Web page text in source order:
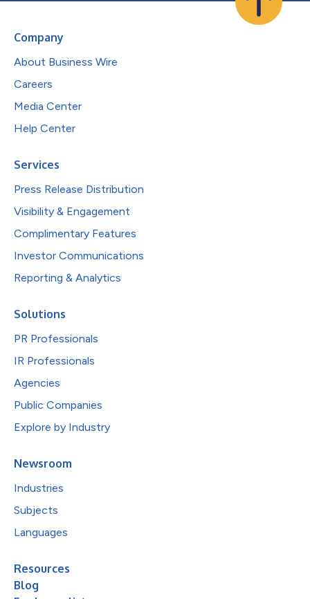
Company
About Business Wire
Careers
Media Center
Help Center
Services
Press Release Distribution
Visibility & Engagement
Complimentary Features
Investor Communications
Reporting & Analytics
Solutions
PR Professionals
IR Professionals
Agencies
Public Companies
Explore by Industry
Newsroom
Industries
Subjects
Languages
Resources
Blog